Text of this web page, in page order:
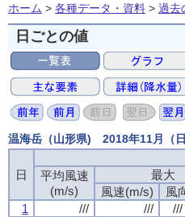
ホーム > 各種データ・資料 > 過去
日ごとの値
温海岳（山形県) 2018年11月（
日
平均風速
(m/s)
最大
風速(m/s)
風
1
/// /// ///
日
平均風速
(m/s)
最大
風速(m/s)
風
1
/// /// ///
日
平均風速
(m/s)
最大
風速(m/s)
風
1
/// /// ///
日
平均風速
(m/s)
最大
風速(m/s)
風
1
/// /// ///